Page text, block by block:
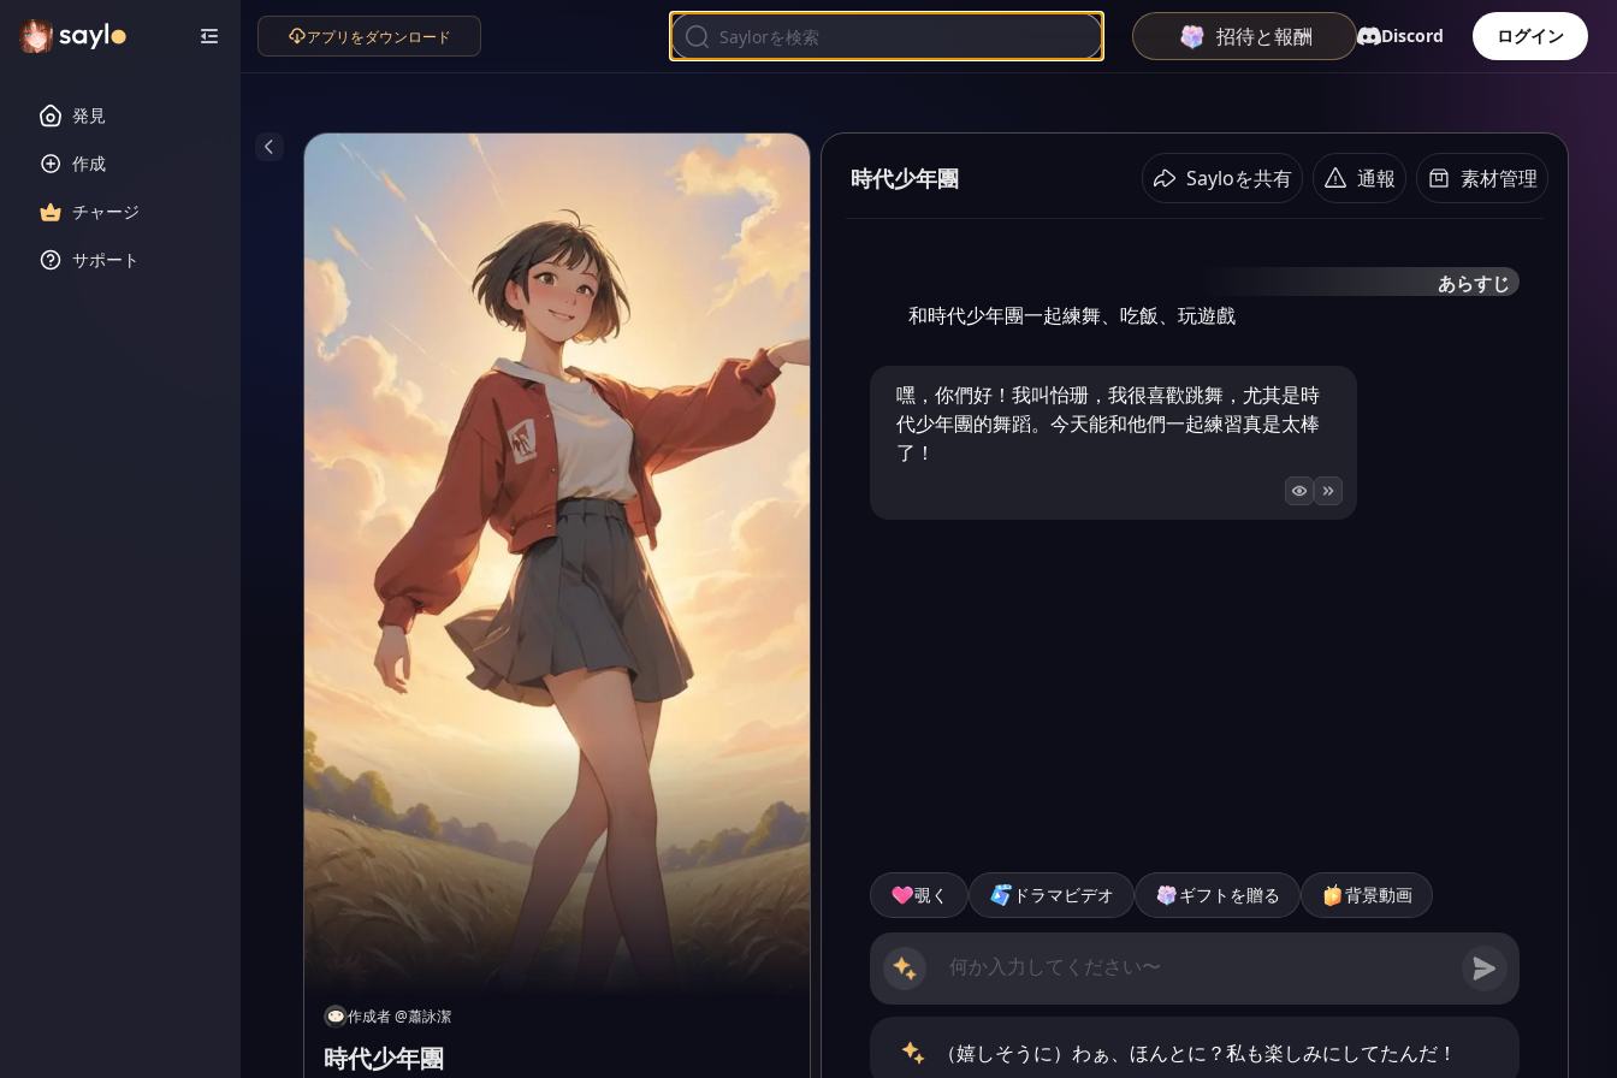
発見
作成
チャージ
サポート
アプリをダウンロード 招待と報酬 Discord ログイン
作成者@蕭詠潔
時代少年團
時代少年團 Sayloを共有 通報 素材管理
あらすじ
和時代少年團一起練舞、吃飯、玩遊戲
嘿，你們好！我叫怡珊，我很喜歡跳舞，尤其是時
代少年團的舞蹈。今天能和他們一起練習真是太棒
了！
覗く ドラマビデオ ギフトを贈る 背景動画
（嬉しそうに）わぁ、ほんとに？私も楽しみにしてたんだ！